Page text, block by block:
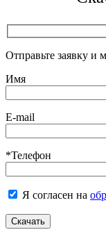
Отправьте заявку
Имя
E-mail
*Телефон
Я согласен на